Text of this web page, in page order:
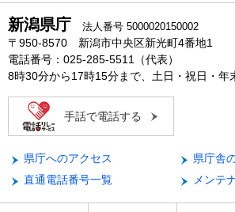
新潟県庁 法人番号 5000020150002
〒950-8570 新潟市中央区新光町4番地1
電話番号：025-285-5511（代表）
8時30分から17時15分まで、土日・祝日・年
手話で電話する
県庁へのアクセス
県庁舎
直通電話番号一覧
メンテ